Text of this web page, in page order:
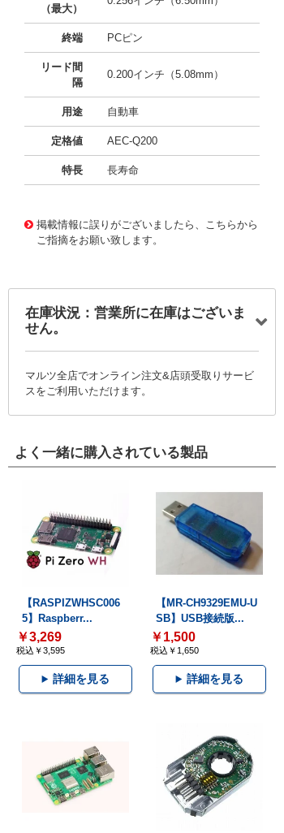
（最大）
終端 PCピン
リード間
隔
0.200インチ（5.08mm）
用途 自動車
定格値 AEC-Q200
特長 長寿命
掲載情報に誤りがございましたら、こちらから
ご指摘をお願い致します。
在庫状況：営業所に在庫はございま
せん。
マルツ全店でオンライン注文&店頭受取りサービ
スをご利用いただけます。
よく一緒に購入されている製品
【RASPIZWHSC006
5】Raspberr...
￥3,269
税込￥3,595
詳細を見る
【MR-CH9329EMU-U
SB】USB接続版...
￥1,500
税込￥1,650
詳細を見る